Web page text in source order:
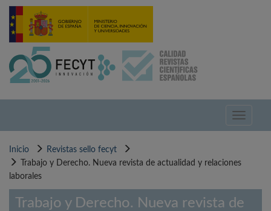
Pasar
contenido
Toggle
Inicio
Revistas sello fecyt
Trabajo y Derecho. Nueva revista de actualidad y relaciones
laborales
Trabajo y Derecho. Nueva revista de